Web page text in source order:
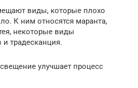
виды, которые плохо
К ним относятся маранта,
некоторые виды
и традесканция.
улучшает процесс